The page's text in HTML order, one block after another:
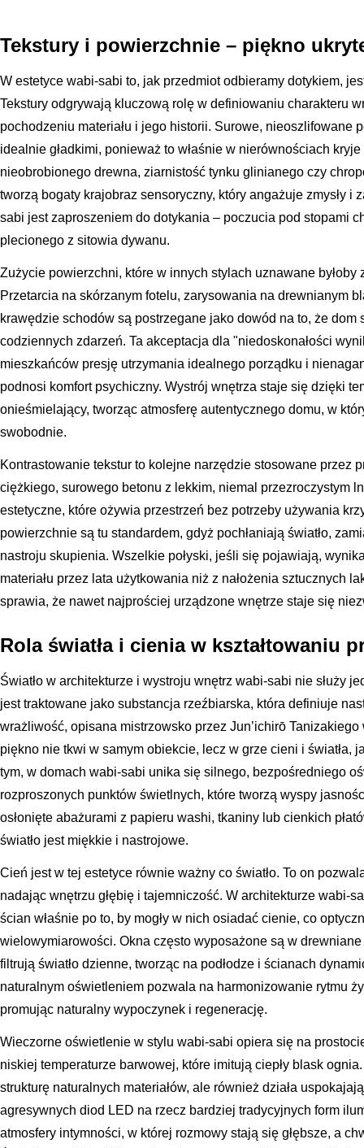
Tekstury i powierzchnie – piękno
W estetyce wabi-sabi to, jak przedmiot odbieramy dotykiem,
Tekstury odgrywają kluczową rolę w definiowaniu charakteru
pochodzeniu materiału i jego historii. Surowe, nieoszlifowane
idealnie gładkimi, ponieważ to właśnie w nierównościach
nieobrobionego drewna, ziarnistość tynku glinianego czy
tworzą bogaty krajobraz sensoryczny, który angażuje zmysły i
sabi jest zaproszeniem do dotykania – poczucia pod stopami
plecionego z sitowia dywanu.
Zużycie powierzchni, które w innych stylach uznawane
Przetarcia na skórzanym fotelu, zarysowania na drewnianym
krawędzie schodów są postrzegane jako dowód na to, że dom
codziennych zdarzeń. Ta akceptacja dla "niedoskonałości
mieszkańców presję utrzymania idealnego porządku i
podnosi komfort psychiczny. Wystrój wnętrza staje się dzięki
onieśmielający, tworząc atmosferę autentycznego domu, w
swobodnie.
Kontrastowanie tekstur to kolejne narzędzie stosowane przez
ciężkiego, surowego betonu z lekkim, niemal przezroczystym
estetyczne, które ożywia przestrzeń bez potrzeby używania
powierzchnie są tu standardem, gdyż pochłaniają światło,
nastroju skupienia. Wszelkie połyski, jeśli się pojawiają,
materiału przez lata użytkowania niż z nałożenia sztucznych
sprawia, że nawet najprościej urządzone wnętrze staje się
Rola światła i cienia w kształtowaniu
Światło w architekturze i wystroju wnętrz wabi-sabi nie służy
jest traktowane jako substancja rzeźbiarska, która definiuje
wrażliwość, opisana mistrzowsko przez Jun’ichirō
piękno nie tkwi w samym obiekcie, lecz w grze cieni i światła,
tym, w domach wabi-sabi unika się silnego, bezpośredniego
rozproszonych punktów świetlnych, które tworzą wyspy
osłonięte abażurami z papieru washi, tkaniny lub cienkich
światło jest miękkie i nastrojowe.
Cień jest w tej estetyce równie ważny co światło. To on
nadając wnętrzu głębię i tajemniczość. W architekturze wabi-
ścian właśnie po to, by mogły w nich osiadać cienie, co
wielowymiarowości. Okna często wyposażone są w
filtrują światło dzienne, tworząc na podłodze i ścianach
naturalnym oświetleniem pozwala na harmonizowanie rytmu
promując naturalny wypoczynek i regenerację.
Wieczorne oświetlenie w stylu wabi-sabi opiera się na
niskiej temperaturze barwowej, które imitują ciepły blask
strukturę naturalnych materiałów, ale również działa
agresywnych diod LED na rzecz bardziej tradycyjnych form
atmosfery intymności, w której rozmowy stają się głębsze, a